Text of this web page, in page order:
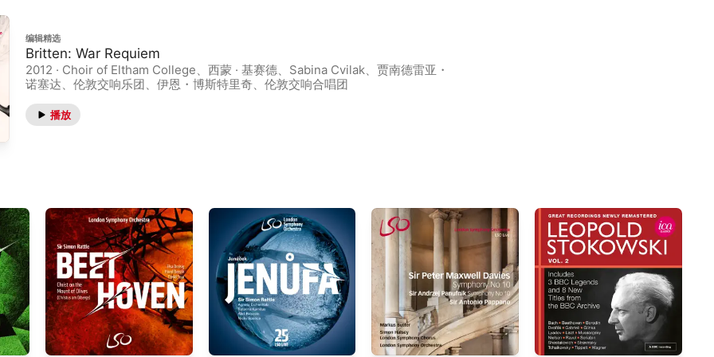
编辑精选
Britten: War Requiem
2012 · Choir of Eltham College、西蒙 · 基赛德、Sabina Cvilak、贾南德雷亚・
诺塞达、伦敦交响乐团、伊恩・博斯特里奇、伦敦交响合唱团
播放